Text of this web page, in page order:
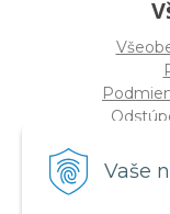
Vaše